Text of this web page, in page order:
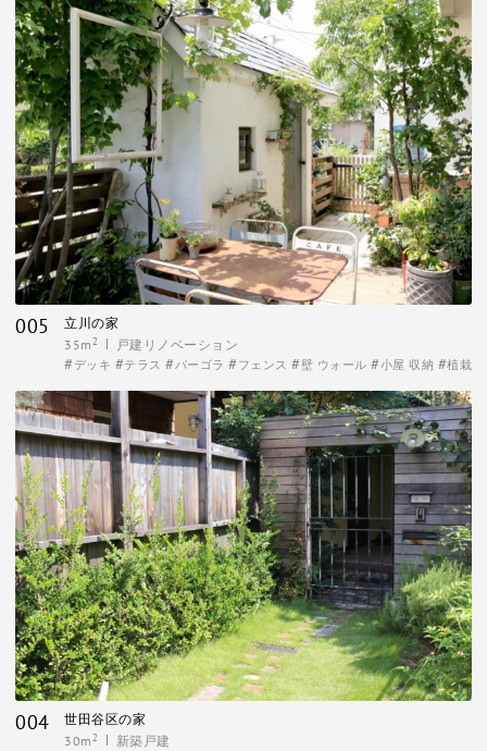
005
立川の家
35m 2 戸建リノベーション
デッキ テラス パーゴラ フェンス 壁 ウォール 小屋 収納 植栽
004
世田谷区の家
30m 2 新築戸建